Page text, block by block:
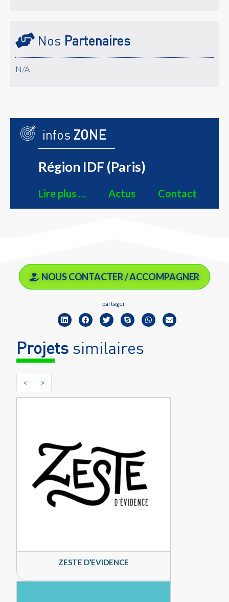
Nos Partenaires
N/A
infos ZONE
Région IDF (Paris)
Lire plus … Actus Contact
NOUS CONTACTER / ACCOMPAGNER
partager:
Projets similaires
< >
ZESTE D’EVIDENCE